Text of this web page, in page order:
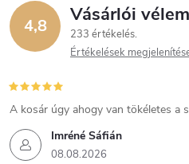
4,8 Vásárlói
233 értékelés
Értékelések
Imréné Sáfián
08.08.2026
A kosár úgy ahogy van tökéletes a